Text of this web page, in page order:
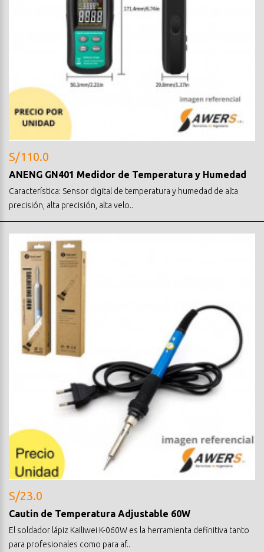
S/110.0
ANENG GN401 Medidor de Temperatura y Humedad
Característica: Sensor digital de temperatura y humedad de alta
precisión, alta precisión, alta velo..
S/23.0
Cautin de Temperatura Adjustable 60W
El soldador lápiz Kailiwei K-060W es la herramienta definitiva tanto
para profesionales como para af..